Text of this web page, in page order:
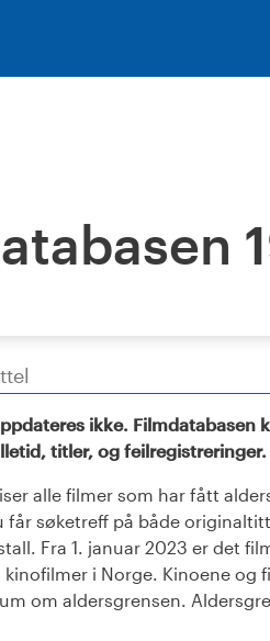
ikke. Filmdatabasen
titler, og feilregistreringer.
alle filmer som har fått
får søketreff på både
Fra 1. januar 2023 er det
kinofilmer i Norge. Kinoene
om aldersgrensen.